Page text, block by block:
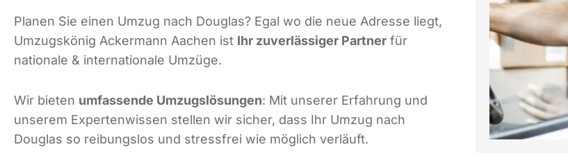
Planen Sie einen Umzug nach Douglas? Egal wo die neue Adresse liegt,
Umzugskönig Ackermann Aachen ist Ihr zuverlässiger Partner für
nationale & internationale Umzüge.
Wir bieten umfassende Umzugslösungen: Mit unserer Erfahrung und
unserem Expertenwissen stellen wir sicher, dass Ihr Umzug nach
Douglas so reibungslos und stressfrei wie möglich verläuft.